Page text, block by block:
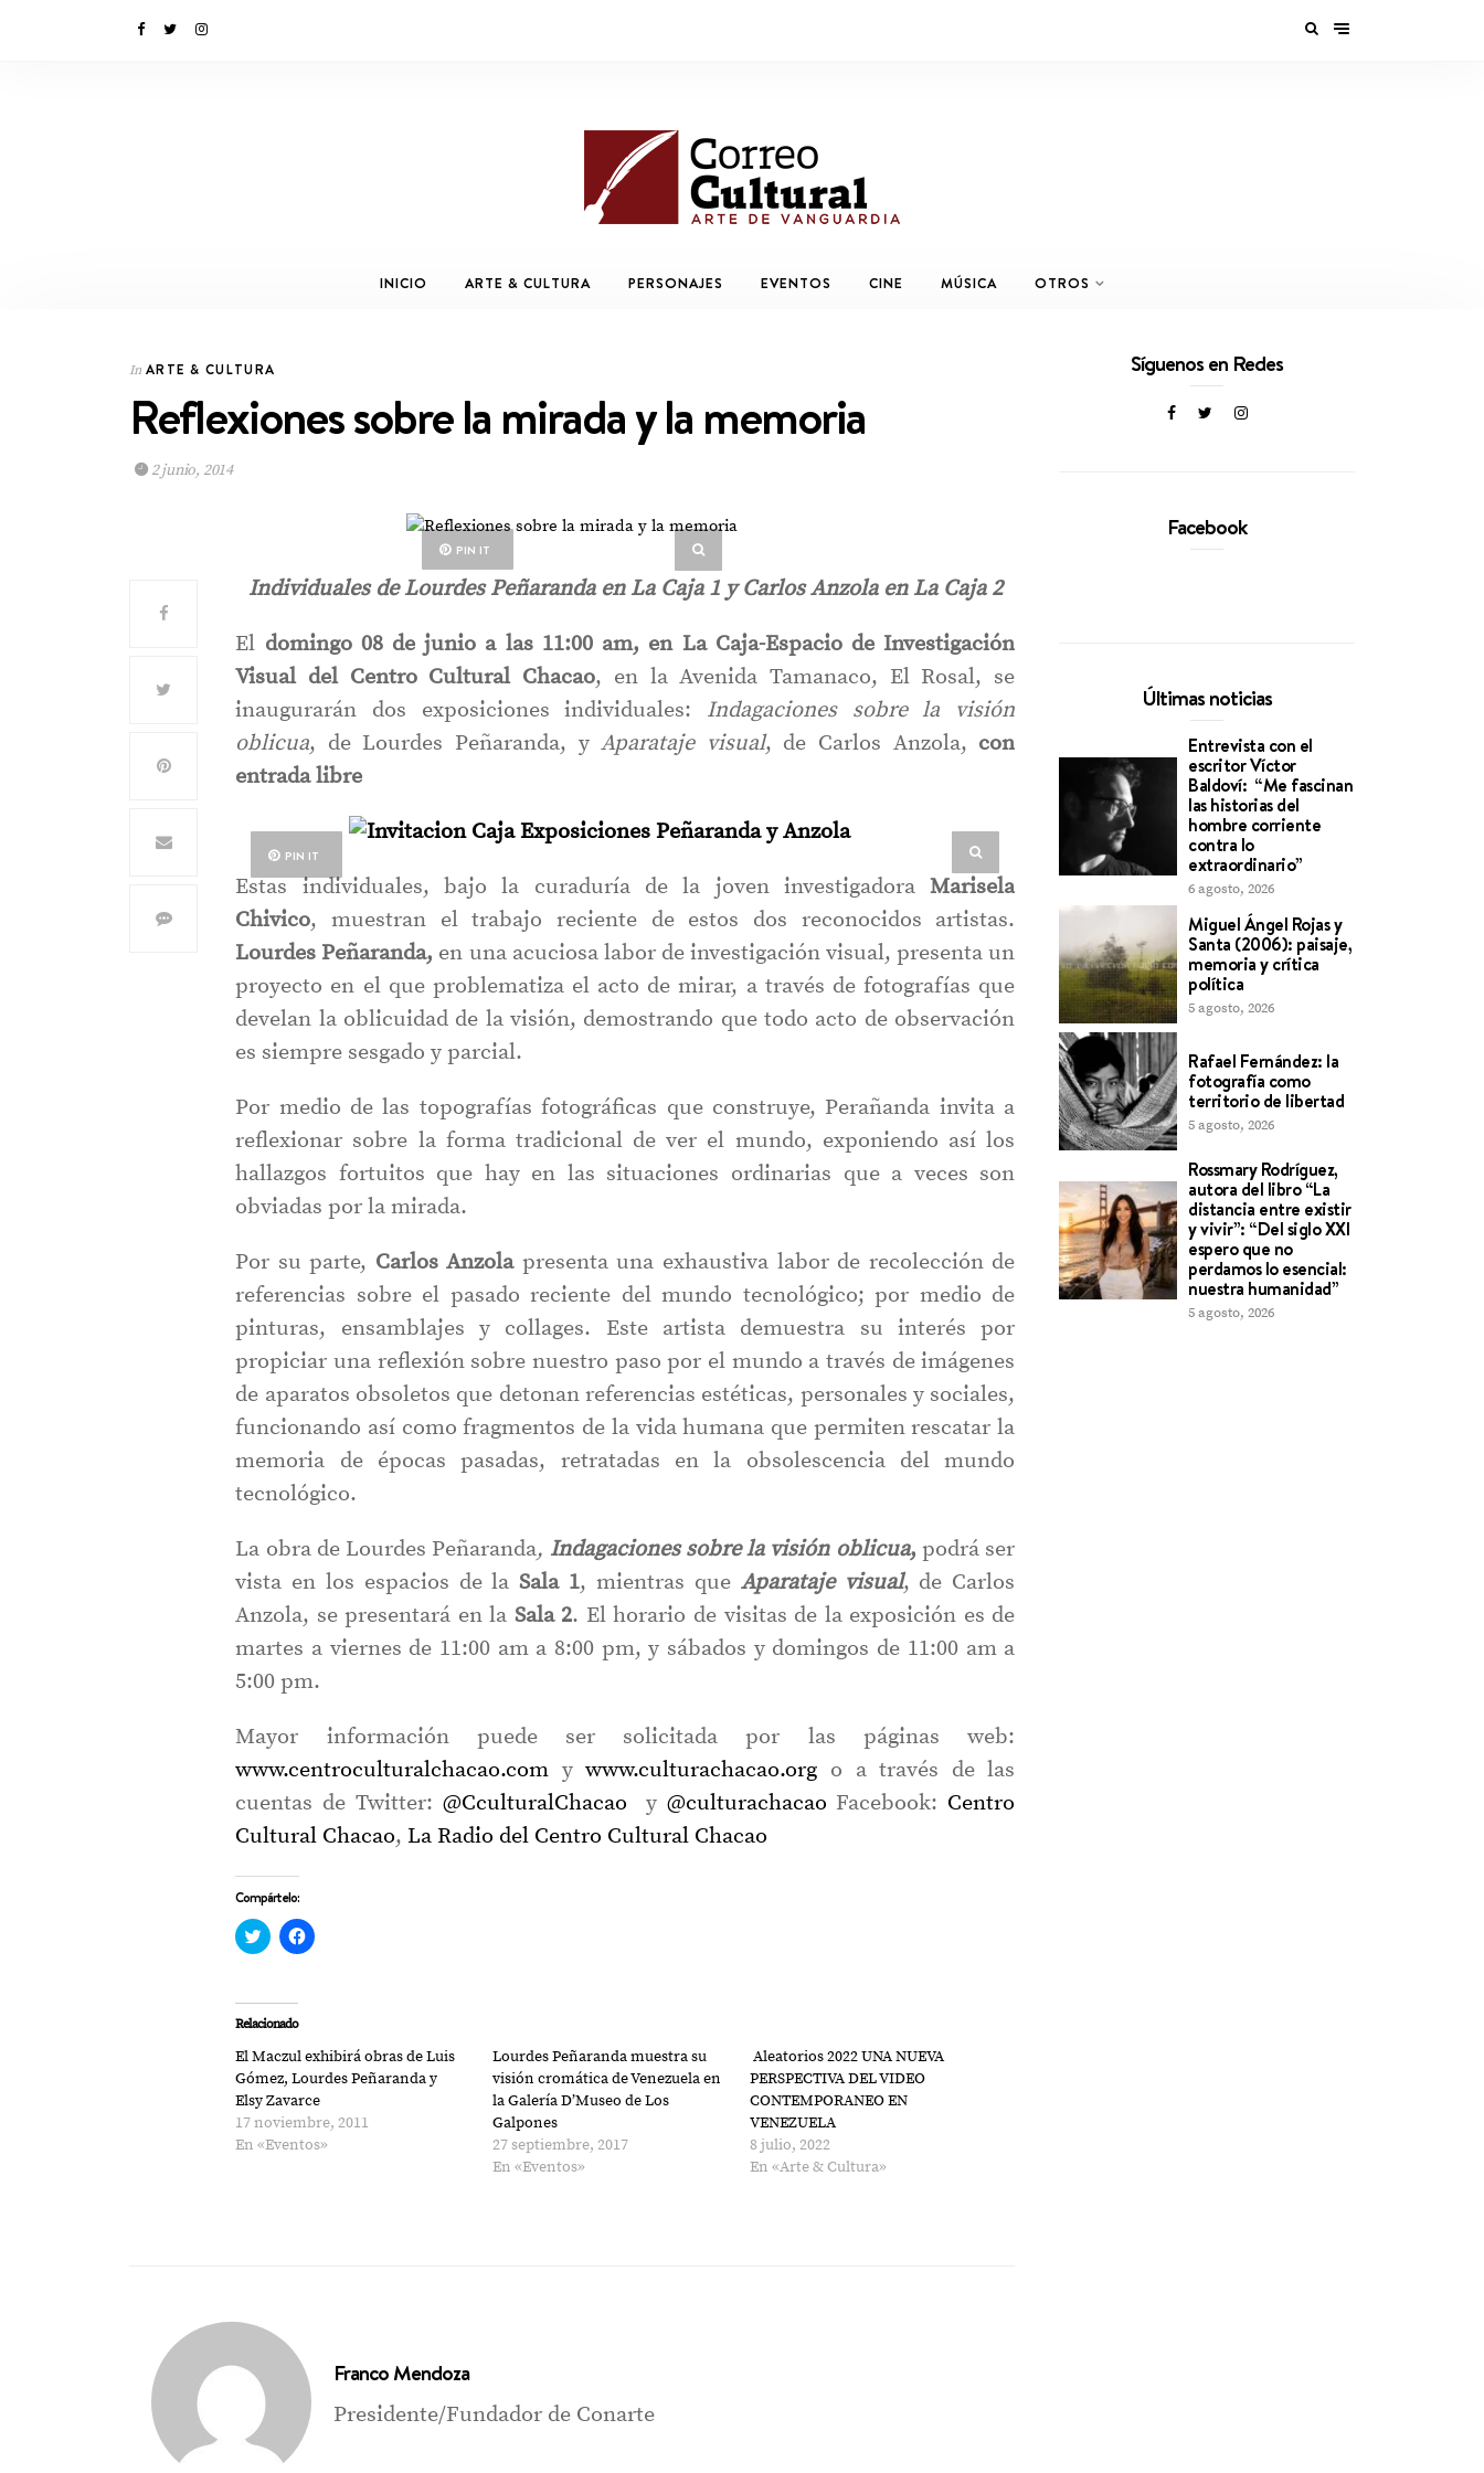
INICIO ARTE & CULTURA PERSONAJES EVENTOS CINE MÚSICA OTROS
In ARTE & CULTURA
Reflexiones sobre la mirada y la memoria
2 junio, 2014
PIN IT
Individuales de Lourdes Peñaranda en La Caja 1 y Carlos Anzola en La Caja 2
El domingo 08 de junio a las 11:00 am, en La Caja-Espacio de Investigación
Visual del Centro Cultural Chacao, en la Avenida Tamanaco, El Rosal, se
inaugurarán dos exposiciones individuales: Indagaciones sobre la visión
oblicua, de Lourdes Peñaranda, yAparataje visual, de Carlos Anzola, con
entrada libre
PIN IT
Estas individuales, bajo la curaduría de la joven investigadoraMarisela
Chivico, muestran el trabajo reciente de estos dos reconocidos artistas.
Lourdes Peñaranda, en una acuciosa labor de investigación visual, presenta un
proyecto en el que problematiza el acto de mirar, a través de fotografías que
develan la oblicuidad de la visión, demostrando que todo acto de observación
es siempre sesgado y parcial.
Por medio de las topografías fotográficas que construye, Perañanda invita a
reflexionar sobre la forma tradicional de ver el mundo, exponiendo así los
hallazgos fortuitos que hay en las situaciones ordinarias que a veces son
obviadas por la mirada.
Por su parte, Carlos Anzolapresenta una exhaustiva labor de recolección de
referencias sobre el pasado reciente del mundo tecnológico; por medio de
pinturas, ensamblajes y collages. Este artista demuestra su interés por
propiciar una reflexión sobre nuestro paso por el mundo a través de imágenes
de aparatos obsoletos que detonan referencias estéticas, personales y sociales,
funcionando así como fragmentos de la vida humana que permiten rescatar la
memoria de épocas pasadas, retratadas en la obsolescencia del mundo
tecnológico.
La obra de Lourdes Peñaranda, Indagaciones sobre la visión oblicua, podrá ser
vista en los espacios de la Sala 1, mientras que Aparataje visual, de Carlos
Anzola, se presentará en la Sala 2. El horario de visitas de la exposición es de
martes a viernes de 11:00 am a 8:00 pm, y sábados y domingos de 11:00 am a
5:00 pm.
Mayor información puede ser solicitada por las páginas web:
www.centroculturalchacao.com ywww.culturachacao.org o a través de las
cuentas de Twitter: @CculturalChacao y @culturachacao Facebook: Centro
Cultural Chacao,La Radio del Centro Cultural Chacao
Compártelo:
Haz
clic
Twitter
(Se
abre
en
una
ventana
nueva)
Haz
clic
en
una
ventana
Relacionado
El Maczul exhibirá obras de Luis
Gómez, Lourdes Peñaranda y
Elsy Zavarce
17 noviembre, 2011
En «Eventos»
Lourdes Peñaranda muestra su
visión cromática de Venezuela en
la Galería D’Museo de Los
Galpones
27 septiembre, 2017
En «Eventos»
Aleatorios 2022 UNA NUEVA
PERSPECTIVA DEL VIDEO
CONTEMPORANEO EN
VENEZUELA
8 julio, 2022
En «Arte & Cultura»
Franco Mendoza
Presidente/Fundador de Conarte
Síguenos en Redes
Facebook
Últimas noticias
Entrevista con el
escritor Víctor
Baldoví: “Me fascinan
las historias del
hombre corriente
contra lo
extraordinario”
6 agosto, 2026
Miguel Ángel Rojas y
Santa (2006): paisaje,
memoria y crítica
política
5 agosto, 2026
Rafael Fernández: la
fotografía como
territorio de libertad
5 agosto, 2026
Rossmary Rodríguez,
autora del libro “La
distancia entre existir
y vivir”: “Del siglo XXI
espero que no
perdamos lo esencial:
nuestra humanidad”
5 agosto, 2026